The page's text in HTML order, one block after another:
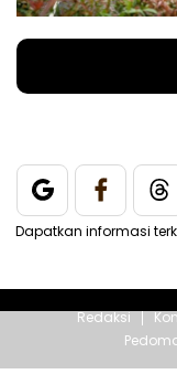
Dapatkan informasi
Redaksi